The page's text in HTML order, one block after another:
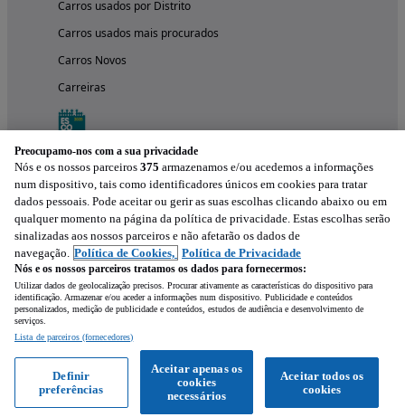
Carros usados por Distrito
Carros usados mais procurados
Carros Novos
Carreiras
Experimenta a aplicação
Preocupamo-nos com a sua privacidade
Nós e os nossos parceiros 375 armazenamos e/ou acedemos a informações
num dispositivo, tais como identificadores únicos em cookies para tratar
dados pessoais. Pode aceitar ou gerir as suas escolhas clicando abaixo ou em
qualquer momento na página da política de privacidade. Estas escolhas serão
sinalizadas aos nossos parceiros e não afetarão os dados de
navegação. Política de Cookies, Política de Privacidade
Nós e os nossos parceiros tratamos os dados para fornecermos:
Utilizar dados de geolocalização precisos. Procurar ativamente as características do dispositivo para
identificação. Armazenar e/ou aceder a informações num dispositivo. Publicidade e conteúdos
personalizados, medição de publicidade e conteúdos, estudos de audiência e desenvolvimento de
serviços.
Lista de parceiros (fornecedores)
Aceitar todos os
cookies
Aceitar apenas os
cookies
necessários
Definir
preferências